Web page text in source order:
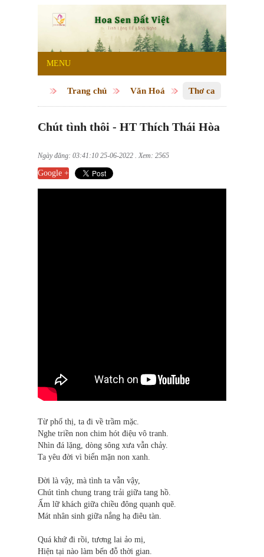
MENU
Trang chủ Văn Hoá Thơ ca
Chút tình thôi - HT Thích Thái Hòa
Ngày đăng: 03:41:10 25-06-2022 . Xem: 2565
Google +
Từ phố thị, ta đi về trầm mặc.
Nghe triền non chim hót điệu vô tranh.
Nhìn đá lặng, dòng sông xưa vẫn chảy.
Ta yêu đời vì biển mặn non xanh.
Đời là vậy, mà tình ta vẫn vậy,
Chút tình chung trang trải giữa tang hồ.
Ấm lữ khách giữa chiều đông quạnh quẽ.
Mát nhân sinh giữa nắng hạ điêu tàn.
Quá khứ đi rồi, tương lai ảo mị,
Hiện tại nào làm bến đỗ thời gian.